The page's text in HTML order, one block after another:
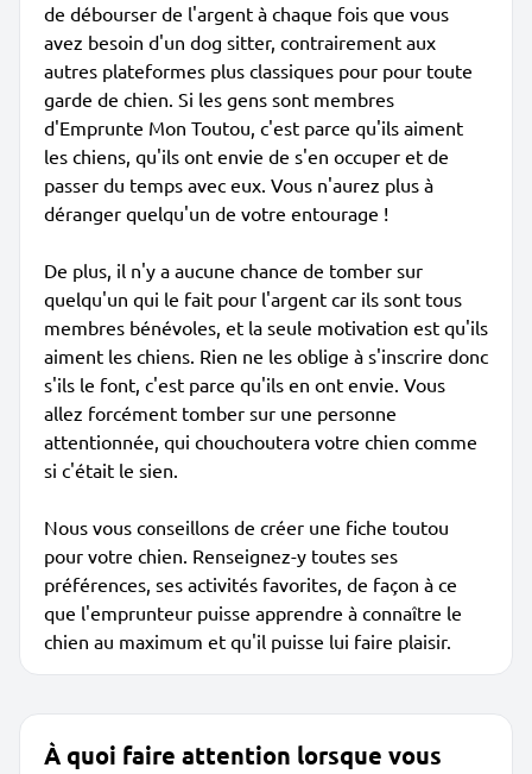
de débourser de l'argent à chaque fois que vous
avez besoin d'un dog sitter, contrairement aux
autres plateformes plus classiques pour pour toute
garde de chien. Si les gens sont membres
d'Emprunte Mon Toutou, c'est parce qu'ils aiment
les chiens, qu'ils ont envie de s'en occuper et de
passer du temps avec eux. Vous n'aurez plus à
déranger quelqu'un de votre entourage !
De plus, il n'y a aucune chance de tomber sur
quelqu'un qui le fait pour l'argent car ils sont tous
membres bénévoles, et la seule motivation est qu'ils
aiment les chiens. Rien ne les oblige à s'inscrire donc
s'ils le font, c'est parce qu'ils en ont envie. Vous
allez forcément tomber sur une personne
attentionnée, qui chouchoutera votre chien comme
si c'était le sien.
Nous vous conseillons de créer une fiche toutou
pour votre chien. Renseignez-y toutes ses
préférences, ses activités favorites, de façon à ce
que l'emprunteur puisse apprendre à connaître le
chien au maximum et qu'il puisse lui faire plaisir.
À quoi faire attention lorsque vous